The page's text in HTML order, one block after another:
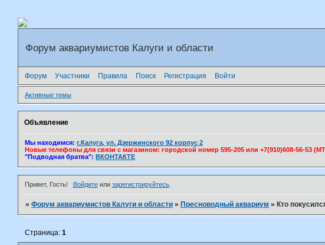
Форум аквариумистов Калуги и области
Форум Участники Правила Поиск Регистрация Войти
Активные темы
Объявление
Мы находимся: г.Калуга, ул. Дзержинского 92 корпус 2
Новые телефоны для связи с магазином: городской номер 595-205 или +7(910)608-56-53
"Подводная братва": ВКОНТАКТЕ
Привет, Гость! Войдитеили зарегистрируйтесь.
»Форум аквариумистов Калуги и области » Пресноводный аквариум » Кто
Страница:1